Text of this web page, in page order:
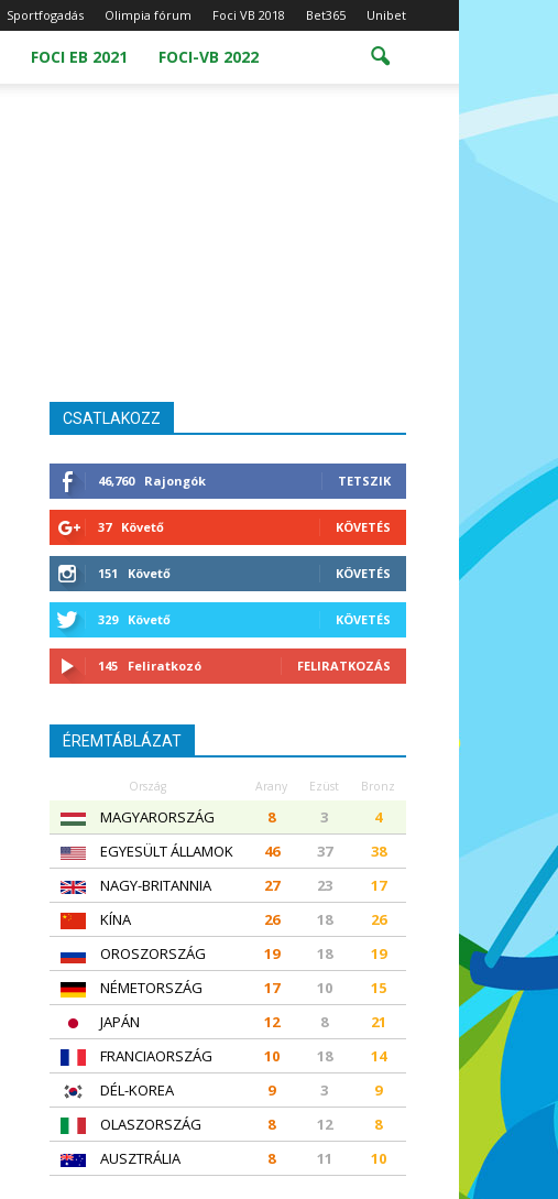
Sportfogadás Olimpia fórum Foci VB 2018 Bet365 Unibet
FOCI EB 2021 FOCI-VB 2022
CSATLAKOZZ
46,760 Rajongók TETSZIK
37 Követő KÖVETÉS
151 Követő KÖVETÉS
329 Követő KÖVETÉS
145 Feliratkozó FELIRATKOZÁS
ÉREMTÁBLÁZAT
Ország Arany Ezüst Bronz
MAGYARORSZÁG 8 3
4
EGYESÜLT ÁLLAMOK
46 37
38
NAGY-BRITANNIA
27 23
17
KÍNA
26 18
26
OROSZORSZÁG
19 18
19
NÉMETORSZÁG
17 10
15
JAPÁN
12 8
21
FRANCIAORSZÁG
10 18
14
DÉL-KOREA
9 3
9
OLASZORSZÁG
8 12
8
AUSZTRÁLIA
8 11 10